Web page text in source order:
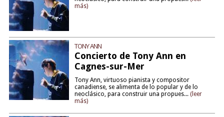
más)
TONY ANN
Concierto de Tony Ann en
Cagnes-sur-Mer
Tony Ann, virtuoso pianista y compositor
canadiense, se alimenta de lo popular y de lo
neoclásico, para construir una propues... (leer
más)